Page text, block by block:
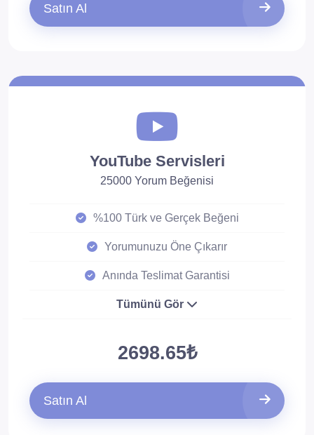
Satın Al
YouTube Servisleri
25000 Yorum Beğenisi
%100 Türk ve Gerçek Beğeni
Yorumunuzu Öne Çıkarır
Anında Teslimat Garantisi
Tümünü Gör
2698.65₺
Satın Al